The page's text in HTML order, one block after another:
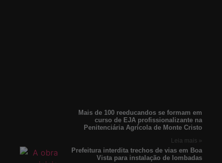
Mais de 100 reeducandos se formam em
curso de EJA profissionalizante na
Penitenciária Agrícola de Monte Cristo
Leia mais »
Prefeitura interdita trechos de vias em Boa
Vista para instalação de lombadas